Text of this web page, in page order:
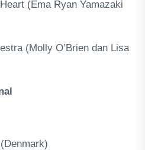
(Ema Ryan Yamazaki
(Molly O’Brien dan Lisa